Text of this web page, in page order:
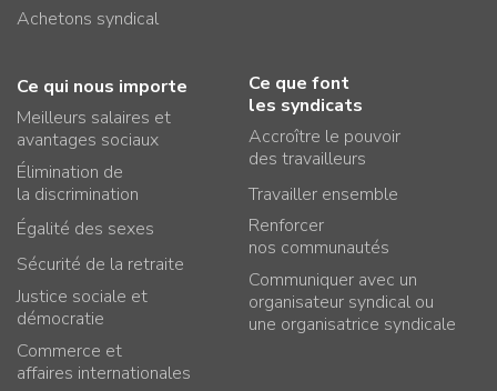
Achetons syndical
Ce qui nous importe
Meilleurs salaires et
avantages sociaux
Élimination de
la discrimination
Égalité des sexes
Sécurité de la retraite
Justice sociale et
démocratie
Commerce et
affaires internationales
Ce que font
les syndicats
Accroître le pouvoir
des travailleurs
Travailler ensemble
Renforcer
nos communautés
Communiquer avec un
organisateur syndical ou
une organisatrice syndicale